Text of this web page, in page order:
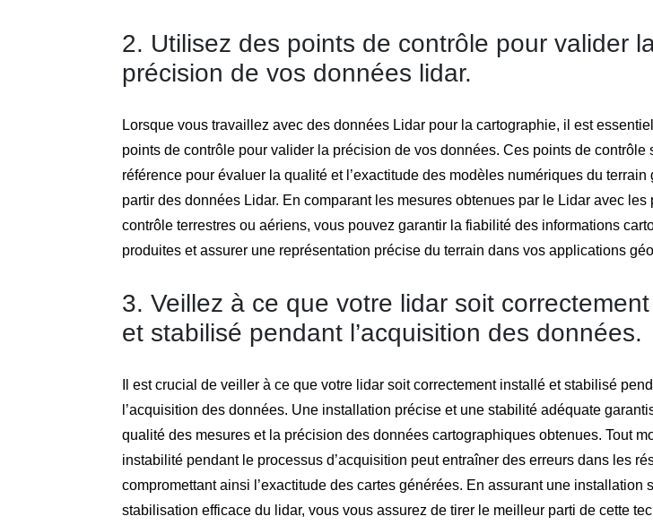
2. Utilisez des points de contrôle pour valider
précision de vos données lidar.
Lorsque vous travaillez avec des données Lidar pour la cartographie, il est
points de contrôle pour valider la précision de vos données. Ces points de contrôle
référence pour évaluer la qualité et l’exactitude des modèles numériques du terrain
partir des données Lidar. En comparant les mesures obtenues par le Lidar avec les
contrôle terrestres ou aériens, vous pouvez garantir la fiabilité des informations
produites et assurer une représentation précise du terrain dans vos applications
3. Veillez à ce que votre lidar soit
et stabilisé pendant l’acquisition des données.
Il est crucial de veiller à ce que votre lidar soit correctement installé et stabilisé
l’acquisition des données. Une installation précise et une stabilité adéquate
qualité des mesures et la précision des données cartographiques obtenues. Tout
instabilité pendant le processus d’acquisition peut entraîner des erreurs dans les
compromettant ainsi l’exactitude des cartes générées. En assurant une installation
stabilisation efficace du lidar, vous vous assurez de tirer le meilleur parti de cette